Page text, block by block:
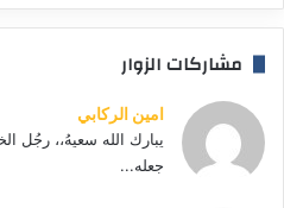
مشاركات الزوار
امين الركابي
يبارك الله سعيهُ،، رجُل
جعله...